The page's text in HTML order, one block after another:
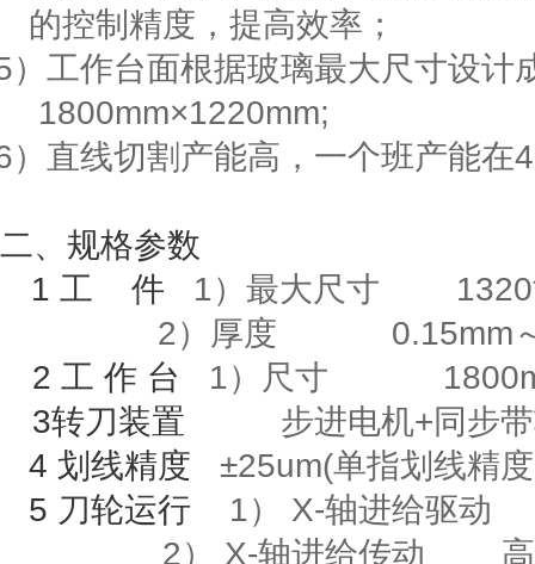
的控制精度，提高效率；
）工作台面根据玻璃最大尺寸设计
1800mm×1220mm;
）直线切割产能高，一个班产能在
二、规格参数
1 工 件 1）最大尺寸
2）厚度
0.15mm
2工作 台 1）尺寸
3转刀装置 步进电机+同步
4划线精度 ±25um(单指划线精
5 刀轮运行 1） X-轴进给驱动
2）
X-轴进给传动